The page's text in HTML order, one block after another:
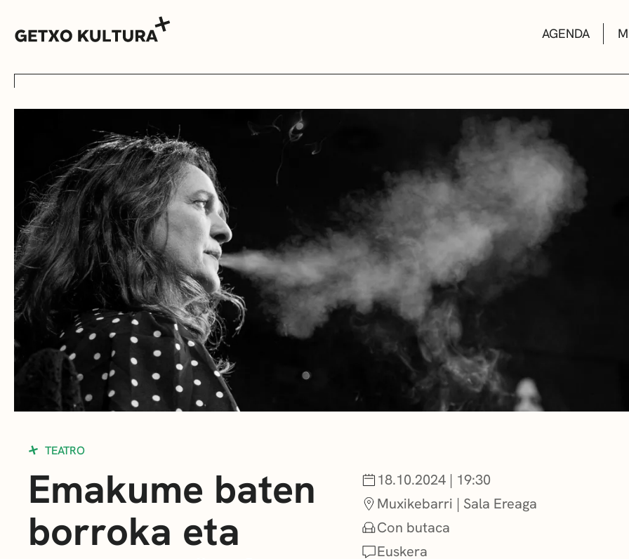
AGENDA
AGENDA
MUXIKEBARRI
CONTACTO
ENTRADAS
AULAS DE
BIBLIOTECAS
ESCUELA DE
NOTICIAS
GETXO
ASOCIACIONES
TEATRO
Emakume baten
borroka eta
18.10.2024 | 19:30
Muxikebarri | Sala Ereaga
Con butaca
Euskera